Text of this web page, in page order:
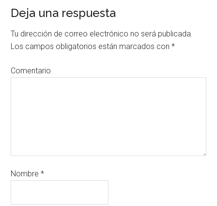
Deja una respuesta
Tu dirección de correo electrónico no será publicada.
Los campos obligatorios están marcados con*
Comentario
Nombre*